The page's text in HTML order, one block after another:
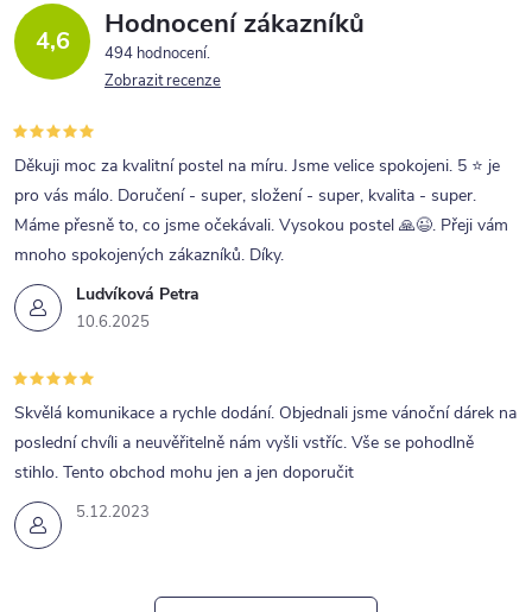
4,6 Hodnocení zákazníků
494 hodnocení
Zobrazit recenze
Ludvíková Petra
10.6.2025
Děkuji moc za kvalitní postel na míru. Jsme velice spokojeni. 5 ⭐ je
pro vás málo. Doručení - super, složení - super, kvalita - super.
Máme přesně to, co jsme očekávali. Vysokou postel 🙏😉. Přeji vám
mnoho spokojených zákazníků. Díky.
5.12.2023
Skvělá komunikace a rychle dodání. Objednali jsme vánoční dárek na
poslední chvíli a neuvěřitelně nám vyšli vstříc. Vše se pohodlně
stihlo. Tento obchod mohu jen a jen doporučit